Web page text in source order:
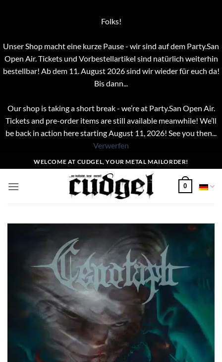
Folks!
Unser Shop macht eine kurze Pause - wir sind auf dem Party.San
Open Air. Tickets und Vorbestellartikel sind natürlich weiterhin
bestellbar! Ab dem 11. August 2026 sind wir wieder für euch da!
Bis dann...
Our shop is taking a short break - we’re at Party.San Open Air.
Tickets and pre-order items are still available meanwhile! We’ll
be back in action here starting August 11, 2026! See you then...
Verwerfen
Inhalt
springen
WELCOME AT CUDGEL, YOUR METAL MAILORDER!
0